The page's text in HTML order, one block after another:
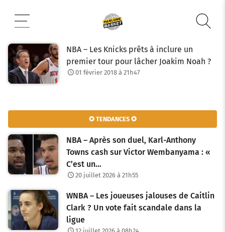
contenu
NBA – Les Knicks prêts à inclure un
premier tour pour lâcher Joakim Noah ?
01 février 2018 à 21h47
✪ TENDANCES ✪
NBA – Après son duel, Karl-Anthony
Towns cash sur Victor Wembanyama : «
C’est un…
20 juillet 2026 à 21h55
WNBA – Les joueuses jalouses de Caitlin
Clark ? Un vote fait scandale dans la
ligue